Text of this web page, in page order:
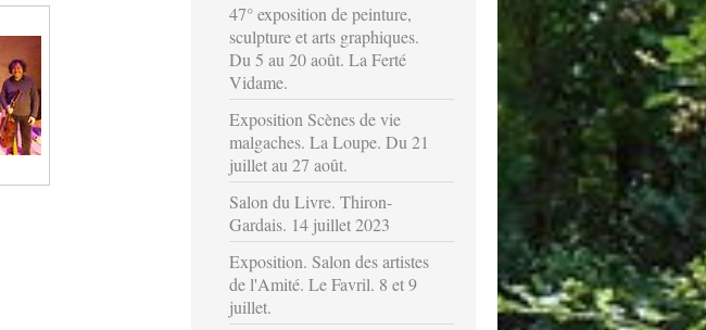
47° exposition de peinture,
sculpture et arts graphiques.
Du 5 au 20 août. La Ferté
Vidame.
Exposition Scènes de vie
malgaches. La Loupe. Du 21
juillet au 27 août.
Salon du Livre. Thiron-
Gardais. 14 juillet 2023
Exposition. Salon des artistes
de l'Amité. Le Favril. 8 et 9
juillet.